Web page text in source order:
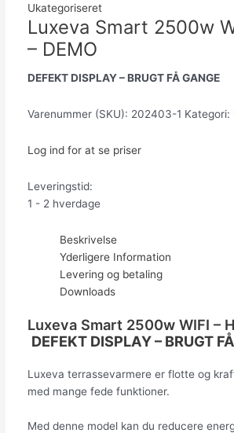
Ukategoriseret
Luxeva Smart 2500w
– DEMO
DEFEKT DISPLAY – BRUGT FÅ GANGE
Varenummer (SKU): 202403-1 Kategori:
Log ind for at se priser
Leveringstid:
1 - 2 hverdage
Beskrivelse
Yderligere Information
Levering og betaling
Downloads
Luxeva Smart 2500w WIFI –
DEFEKT DISPLAY – BRUGT
Luxeva terrassevarmere er flotte og
med mange fede funktioner.
Med denne model kan du reducere